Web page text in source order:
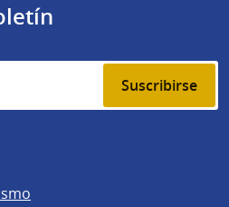
Suscribirse